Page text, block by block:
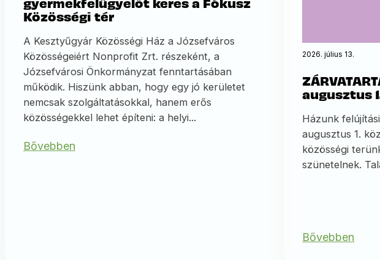
Közösségi tér
A Kesztyűgyár Közösségi Ház a Józsefváros
Közösségeiért Nonprofit Zrt. részeként, a
Józsefvárosi Önkormányzat fenntartásában
működik. Hiszünk abban, hogy egy jó kerületet
nemcsak szolgáltatásokkal, hanem erős
közösségekkel lehet építeni: a helyi...
Bővebben
2026. július 13.
augusztus
Házunk
augusztus 1.
közösségi
szünetelnek.
Bővebben